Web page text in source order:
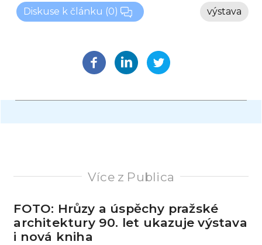
Diskuse k článku (0) výstava
Více z Publica
FOTO: Hrůzy a úspěchy pražské
architektury 90. let ukazuje výstava
i nová kniha